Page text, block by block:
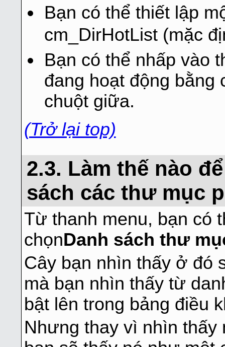
Bạn có thể thiết lập
cm_DirHotList (mặc
Bạn có thể nhấp vào
đang hoạt động bằng
chuột giữa.
(Trở lại top)
2.3. Làm thế nào
sách các thư mục
Từ thanh menu, bạn có
chọnDanh sách thư
Cây bạn nhìn thấy ở đó
mà bạn nhìn thấy từ
bật lên trong bảng điều
Nhưng thay vì nhìn